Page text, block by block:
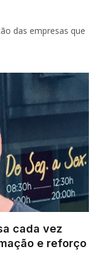
das empresas que
cada vez
e reforço